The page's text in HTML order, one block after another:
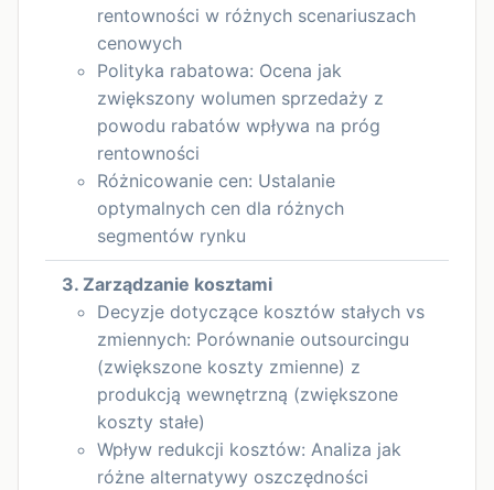
rentowności w różnych scenariuszach
cenowych
Polityka rabatowa: Ocena jak
zwiększony wolumen sprzedaży z
powodu rabatów wpływa na próg
rentowności
Różnicowanie cen: Ustalanie
optymalnych cen dla różnych
segmentów rynku
3. Zarządzanie kosztami
Decyzje dotyczące kosztów stałych vs
zmiennych: Porównanie outsourcingu
(zwiększone koszty zmienne) z
produkcją wewnętrzną (zwiększone
koszty stałe)
Wpływ redukcji kosztów: Analiza jak
różne alternatywy oszczędności